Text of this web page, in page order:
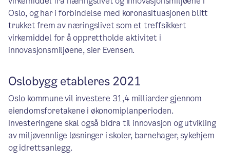
Oslo, og har i forbindelse med koronasituasjonen blitt
trukket frem av næringslivet som et treffsikkert
virkemiddel for å opprettholde aktivitet i
innovasjonsmiljøene, sier Evensen.
Oslobygg etableres 2021
Oslo kommune vil investere 31,4 milliarder gjennom
eiendomsforetakene i økonomiplanperioden.
Investeringene skal også bidra til innovasjon og utvikling
av miljøvennlige løsninger i skoler, barnehager, sykehjem
og idrettsanlegg.